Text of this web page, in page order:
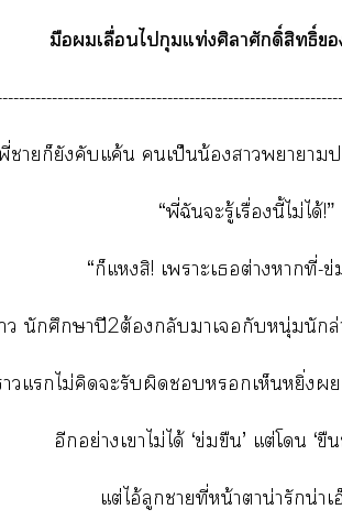
มือเลื่อนไกุมแท่งศิลาศักดิ์สิทธิ์
าก็ยังคับแค้น เป็นน้องาาา
“พี่ฉันะรู้เรื่องนี้ไม่ได้!”
“ก็แสิ! เาะเต่างาที่-
 นักศึกษาปี2ต้องกลับาเกับหนุ่มนัก
แไม่คิดะรับผิดเห็นหยิ่ง
อีกอย่างเาไม่ได้ ‘ข่มขืน’ แต่โ ‘ขื
แต่ไอ้ลูกาที่หน้าตาน่ารักน่า